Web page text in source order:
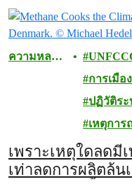
ความหลาก
การเมื
ปฏิวัติร
เหตุกา
เพราะเหตุใดลดมี
เท่าลดการผลิตล้น